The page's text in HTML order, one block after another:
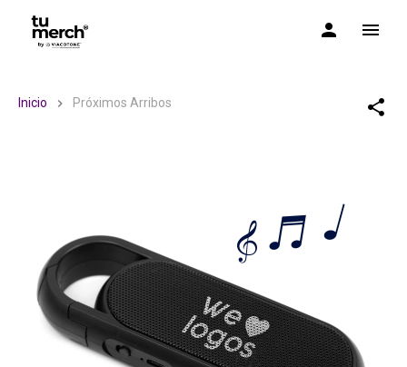
TuMerch by Via Cotone
Inicio Próximos Arribos